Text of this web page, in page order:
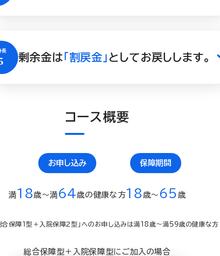
剰余金は 「割戻金」 としてお戻しします。
コース概要
お申し込み
満18歳〜満64歳の健康な方
保障期間
18 歳〜 65 歳
合保障１型＋入院保障２型」へのお申し込みは満18歳～満59歳の健康な方
総合保障型＋入院保障型にご加入の場合